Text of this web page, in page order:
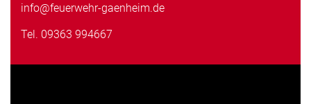
info@feuerwehr-gaenheim.de
Tel. 09363 994667